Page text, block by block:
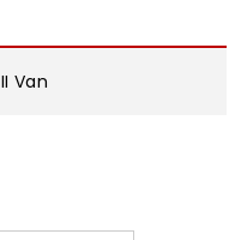
Van